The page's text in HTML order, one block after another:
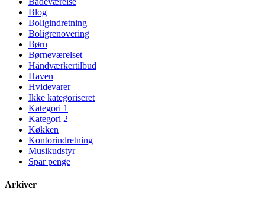
Blog
Boligindretning
Boligrenovering
Børn
Børneværelset
Håndværkertilbud
Haven
Hvidevarer
Ikke kategoriseret
Kategori 1
Kategori 2
Køkken
Kontorindretning
Musikudstyr
Spar penge
Arkiver